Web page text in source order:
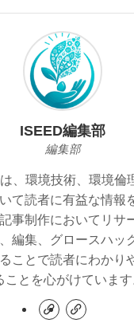
ISEED編集部
編集部
、環境技術、環境倫
て読者に有益な情報
事制作においてリサ
編集、グロースハッ
ことで読者にわかり
ことを心がけています